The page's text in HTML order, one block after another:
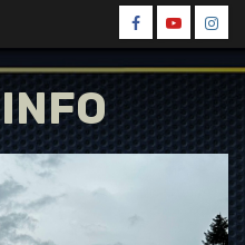
Spin
Facebook
Spin
Youtube
Spin